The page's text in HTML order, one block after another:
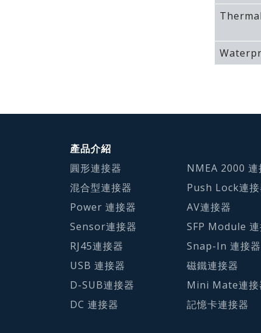
產品介紹
圓形連接器
混合型連接器
Power 連接器
Sensor連接器
RJ45連接器
USB 連接器
D-SUB連接器
DC 連接器
NMEA 2000 連
Push Lock連接
AV連接器
SFP Module 連
Snap-In 連接器
磁鐵連接器
Mini Mate連接
記憶卡連接器